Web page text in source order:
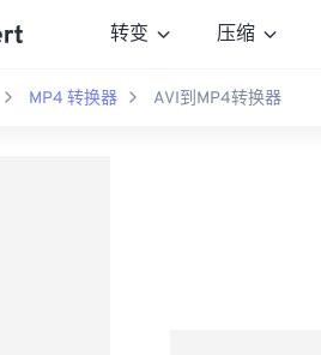
转变 压缩
MP4 转换器 AVI到MP4转换器